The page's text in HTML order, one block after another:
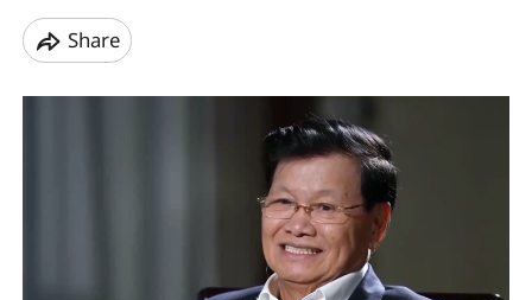
Share